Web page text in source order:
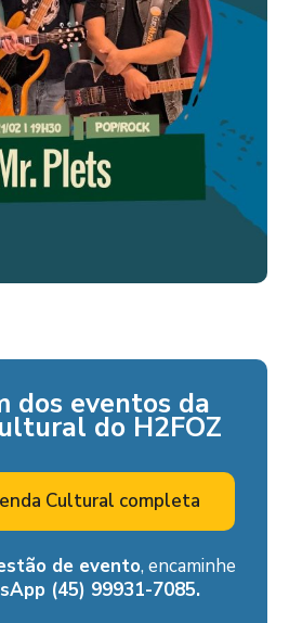
dos eventos da
do H2FOZ
Cultural completa
de evento, encaminhe
(45) 99931-7085.